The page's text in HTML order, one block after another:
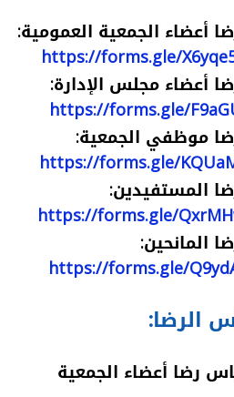
أعضاء الجمعية العمومية:
https://forms.gle/
أعضاء مجلس الإدارة:
https://forms.gle/
موظفي الجمعية:
https://forms.gle/
المستفيدين:
https://forms.gle/
المانحين:
https://forms.gle/
الرضا:
رضا أعضاء الجمعية